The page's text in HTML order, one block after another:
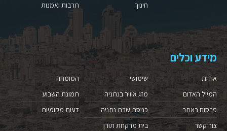
חינוך
תרבות ואמנות
מידע וכלים
אודות
המייל האדום
פרסום באתר
צור קשר
שימושי
מזג אוויר בנתניה
כניסת שבת נתניה
בית מרקחת תורן
המומחה
תמונת השבוע
דעות מקומיות